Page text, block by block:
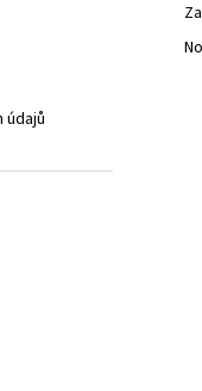
údajů